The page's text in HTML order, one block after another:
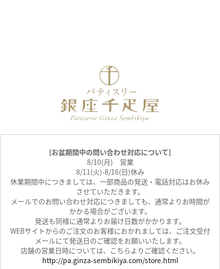
[お盆期間中の問い合わせ対応について]
8/10(月) 営業
8/11(火)-8/16(日)休み
休業期間中につきましては、一部商品の発送・電話対応はお休み
させていただきます。
メールでのお問い合わせ対応につきましても、通常よりお時間が
かかる場合がございます。
発送も同様に通常よりお届け日数がかかります。
WEBサイトからのご注文のお客様におかれましては、ご注文受付
メールにて発送日のご確認をお願いいたします。
店舗の営業日時については、こちらよりご確認ください。
http://pa.ginza-sembikiya.com/store.html